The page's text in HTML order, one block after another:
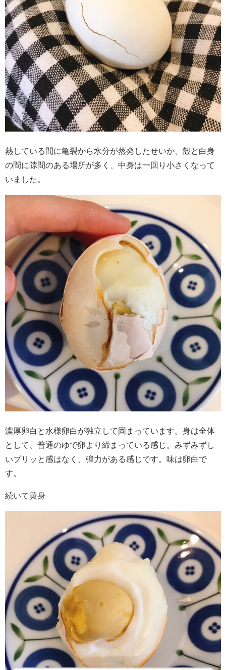
熱している間に亀裂から水分が蒸発したせいか、殻と白身
の間に隙間のある場所が多く、中身は一回り小さくなって
いました。
濃厚卵白と水様卵白が独立して固まっています。身は全体
として、普通のゆで卵より締まっている感じ。みずみずし
いプリッと感はなく、弾力がある感じです。味は卵白で
す。
続いて黄身